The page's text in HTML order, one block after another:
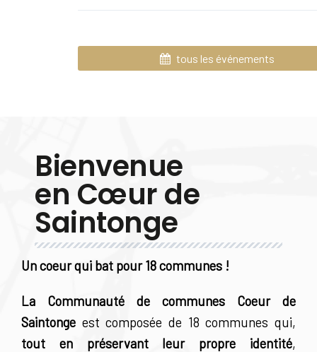
tous les événements
Bienvenue
en Cœur de
Saintonge
Un coeur qui bat pour 18 communes !
La Communauté de communes Coeur de
Saintonge est composée de 18 communes qui,
tout en préservant leur propre identité,